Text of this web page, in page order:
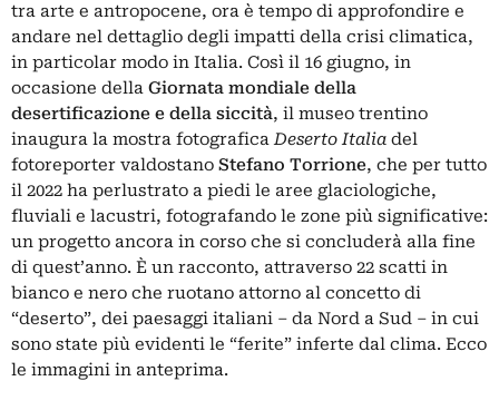
tra arte e antropocene, ora è tempo di approfondire e
andare nel dettaglio degli impatti della crisi climatica,
in particolar modo in Italia. Così il 16 giugno, in
occasione della Giornata mondiale della
desertificazione e della siccità, il museo trentino
inaugura la mostra fotograficaDeserto Italia del
fotoreporter valdostano Stefano Torrione, che per tutto
il 2022 ha perlustrato a piedi le aree glaciologiche,
fluviali e lacustri, fotografando le zone più significative:
un progetto ancora in corso che si concluderà alla fine
di quest’anno. È un racconto, attraverso 22 scatti in
bianco e nero che ruotano attorno al concetto di
“deserto”, dei paesaggi italiani – da Nord a Sud – in cui
sono state più evidenti le “ferite” inferte dal clima. Ecco
le immagini in anteprima.